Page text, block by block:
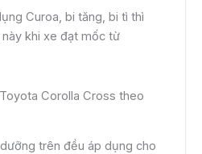
Curoa, bi tăng, bi tì thì
khi xe đạt mốc từ
Corolla Cross theo
trên đều áp dụng cho